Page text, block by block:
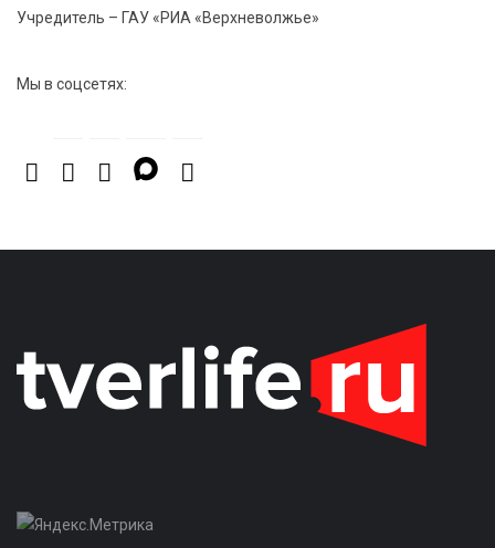
заслуги тренеров и атлетов
Учредитель – ГАУ «РИА «Верхневолжье»
Мы в соцсетях: